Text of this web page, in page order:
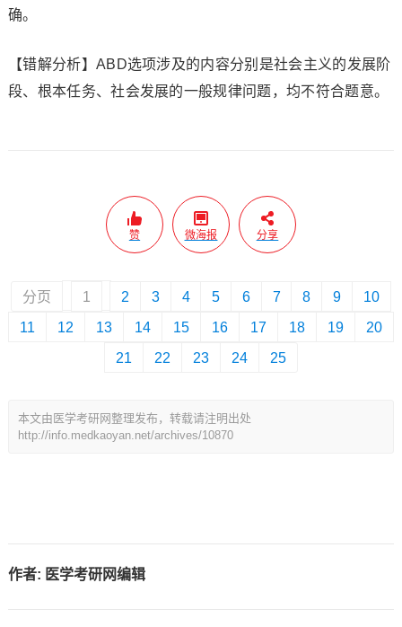
确。
【错解分析】ABD选项涉及的内容分别是社会主义的发展阶
段、根本任务、社会发展的一般规律问题，均不符合题意。
赞 微海报 分享
分页 1 2 3 4 5 6 7 8 9
10
11
12 13 14 15 16 17 18 19
20
21
22 23 24 25
本文由医学考研网整理发布，转载请注明出处
http://info.medkaoyan.net/archives/10870
作者: 医学考研网编辑